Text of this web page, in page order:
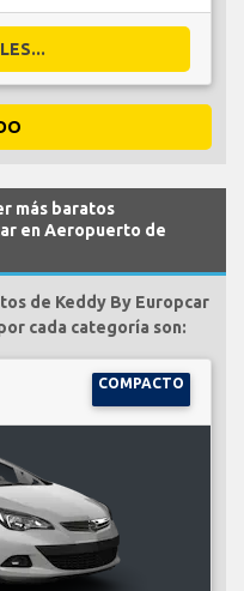
más baratos
en Aeropuerto de
de Keddy By Europcar
cada categoría son:
COMPACTO